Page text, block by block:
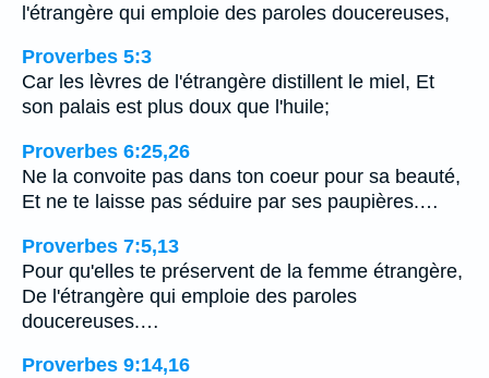
l'étrangère qui emploie des paroles doucereuses,
Proverbes 5:3
Car les lèvres de l'étrangère distillent le miel, Et
son palais est plus doux que l'huile;
Proverbes 6:25,26
Ne la convoite pas dans ton coeur pour sa beauté,
Et ne te laisse pas séduire par ses paupières.…
Proverbes 7:5,13
Pour qu'elles te préservent de la femme étrangère,
De l'étrangère qui emploie des paroles
doucereuses.…
Proverbes 9:14,16